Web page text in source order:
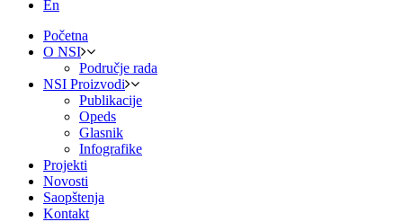
En
Početna
O NSI
Područje rada
NSI Proizvodi
Publikacije
Opeds
Glasnik
Infografike
Projekti
Novosti
Saopštenja
Kontakt